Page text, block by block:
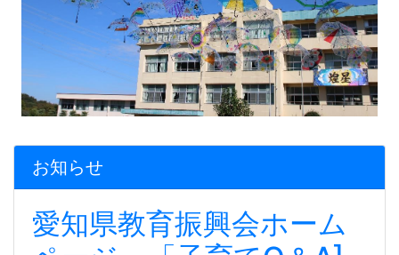
お知らせ
愛知県教育振興会ホーム